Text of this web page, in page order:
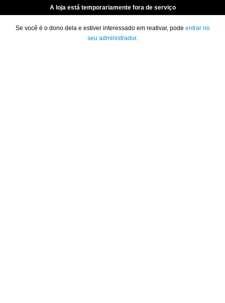
A loja está temporariamente fora de serviço
Se você é o dono dela e estiver interessado em reativar, pode entrar no
seu administrador.